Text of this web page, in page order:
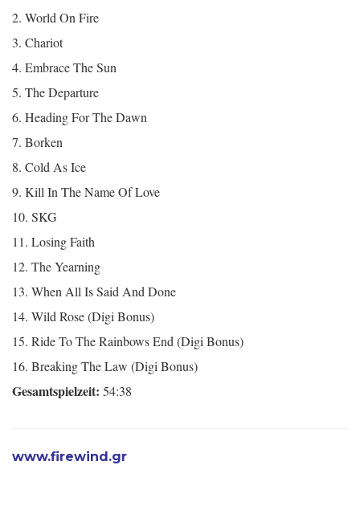
2. World On Fire
3. Chariot
4. Embrace The Sun
5. The Departure
6. Heading For The Dawn
7. Borken
8. Cold As Ice
9. Kill In The Name Of Love
10. SKG
11. Losing Faith
12. The Yearning
13. When All Is Said And Done
14. Wild Rose (Digi Bonus)
15. Ride To The Rainbows End (Digi Bonus)
16. Breaking The Law (Digi Bonus)
Gesamtspielzeit: 54:38
www.firewind.gr